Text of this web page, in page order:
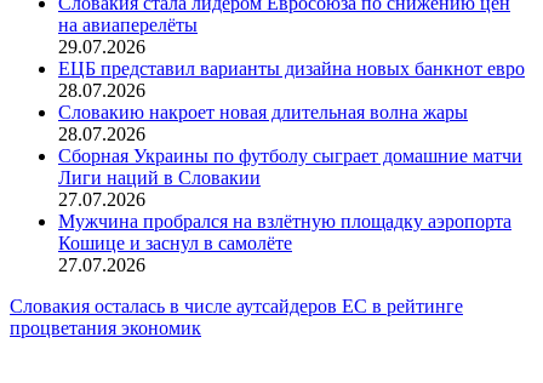
на авиаперелёты
29.07.2026
ЕЦБ представил варианты дизайна новых банкнот евро
28.07.2026
Словакию накроет новая длительная волна жары
28.07.2026
Сборная Украины по футболу сыграет домашние матчи
Лиги наций в Словакии
27.07.2026
Мужчина пробрался на взлётную площадку аэропорта
Кошице и заснул в самолёте
27.07.2026
Словакия осталась в числе аутсайдеров ЕС в рейтинге
процветания экономик